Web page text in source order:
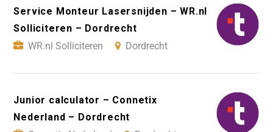
Service Monteur Lasersnijden – WR.nl
Solliciteren – Dordrecht
WR.nl Solliciteren
Dordrecht
Junior calculator – Connetix
Nederland – Dordrecht